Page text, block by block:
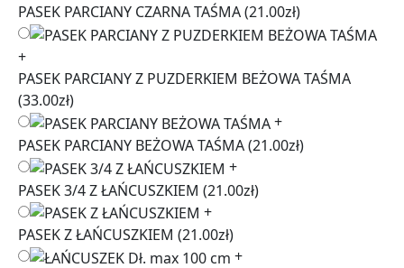
PASEK PARCIANY CZARNA TAŚMA(21.00zł)
+
PASEK PARCIANY Z PUZDERKIEM BEŻOWA TAŚMA
(33.00zł)
+
PASEK PARCIANY BEŻOWA TAŚMA(21.00zł)
+
PASEK 3/4 Z ŁAŃCUSZKIEM (21.00zł)
+
PASEK Z ŁAŃCUSZKIEM (21.00zł)
+